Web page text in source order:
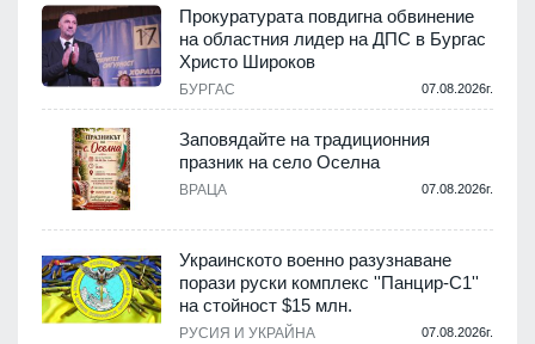
Прокуратурата повдигна обвинение
на областния лидер на ДПС в Бургас
Христо Широков
БУРГАС 07.08.2026г.
Заповядайте на традиционния
празник на село Оселна
ВРАЦА 07.08.2026г.
Украинското военно разузнаване
порази руски комплекс ''Панцир-С1''
на стойност $15 млн.
РУСИЯ И УКРАЙНА 07.08.2026г.